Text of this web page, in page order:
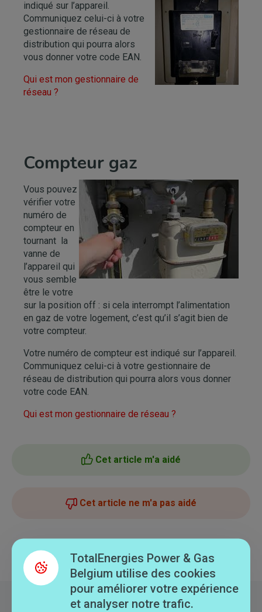
indiqué sur l’appareil.
Communiquez celui-ci à votre
gestionnaire de réseau de
distribution qui pourra alors
vous donner votre code EAN.
Qui est mon gestionnaire de
réseau ?
Compteur gaz
Vous pouvez
vérifier votre
numéro de
compteur en
tournant la
vanne de
l’appareil qui
vous semble
être le votre
sur la position off : si cela interrompt l’alimentation
en gaz de votre logement, c’est qu’il s’agit bien de
votre compteur.
Votre numéro de compteur est indiqué sur l’appareil.
Communiquez celui-ci à votre gestionnaire de
réseau de distribution qui pourra alors vous donner
votre code EAN.
Qui est mon gestionnaire de réseau ?
Cet article m'a aidé
Cet article ne m'a pas aidé
Retour à la listeTotalEnergies Power & Gas
Belgium utilise des cookies
pour améliorer votre expérience
et analyser notre trafic.